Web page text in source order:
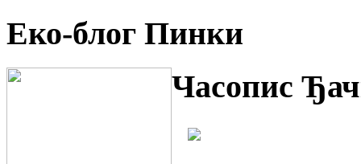
Еко-блог Пинки
Часопис